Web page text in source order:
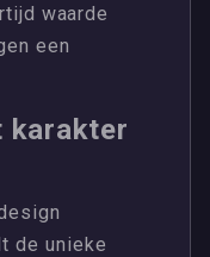
waarde
een
karakter
de unieke